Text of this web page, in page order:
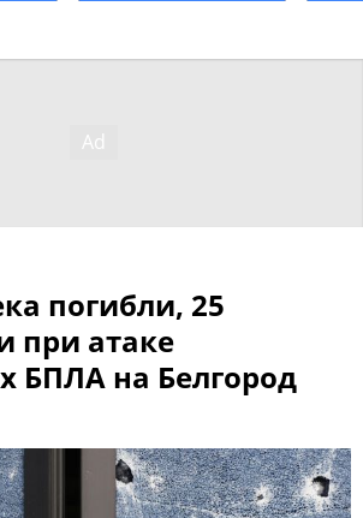
погибли, 25
при атаке
БПЛА на Белгород